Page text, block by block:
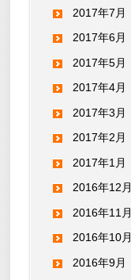
2017年7月
2017年6月
2017年5月
2017年4月
2017年3月
2017年2月
2017年1月
2016年12月
2016年11月
2016年10月
2016年9月